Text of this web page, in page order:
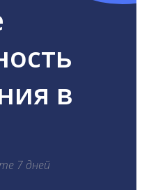
в
7 дней